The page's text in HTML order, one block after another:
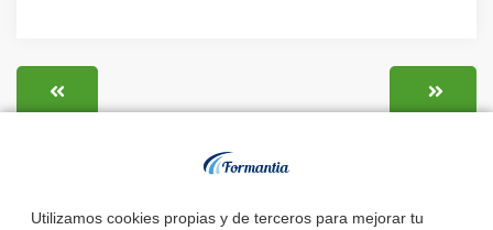
Utilizamos cookies propias y de terceros para mejorar tu